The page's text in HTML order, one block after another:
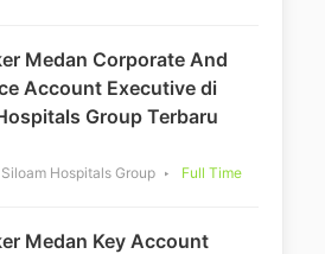
Medan Corporate And
Account Executive di
Group Terbaru
Siloam Hospitals Group Full Time
Medan Key Account